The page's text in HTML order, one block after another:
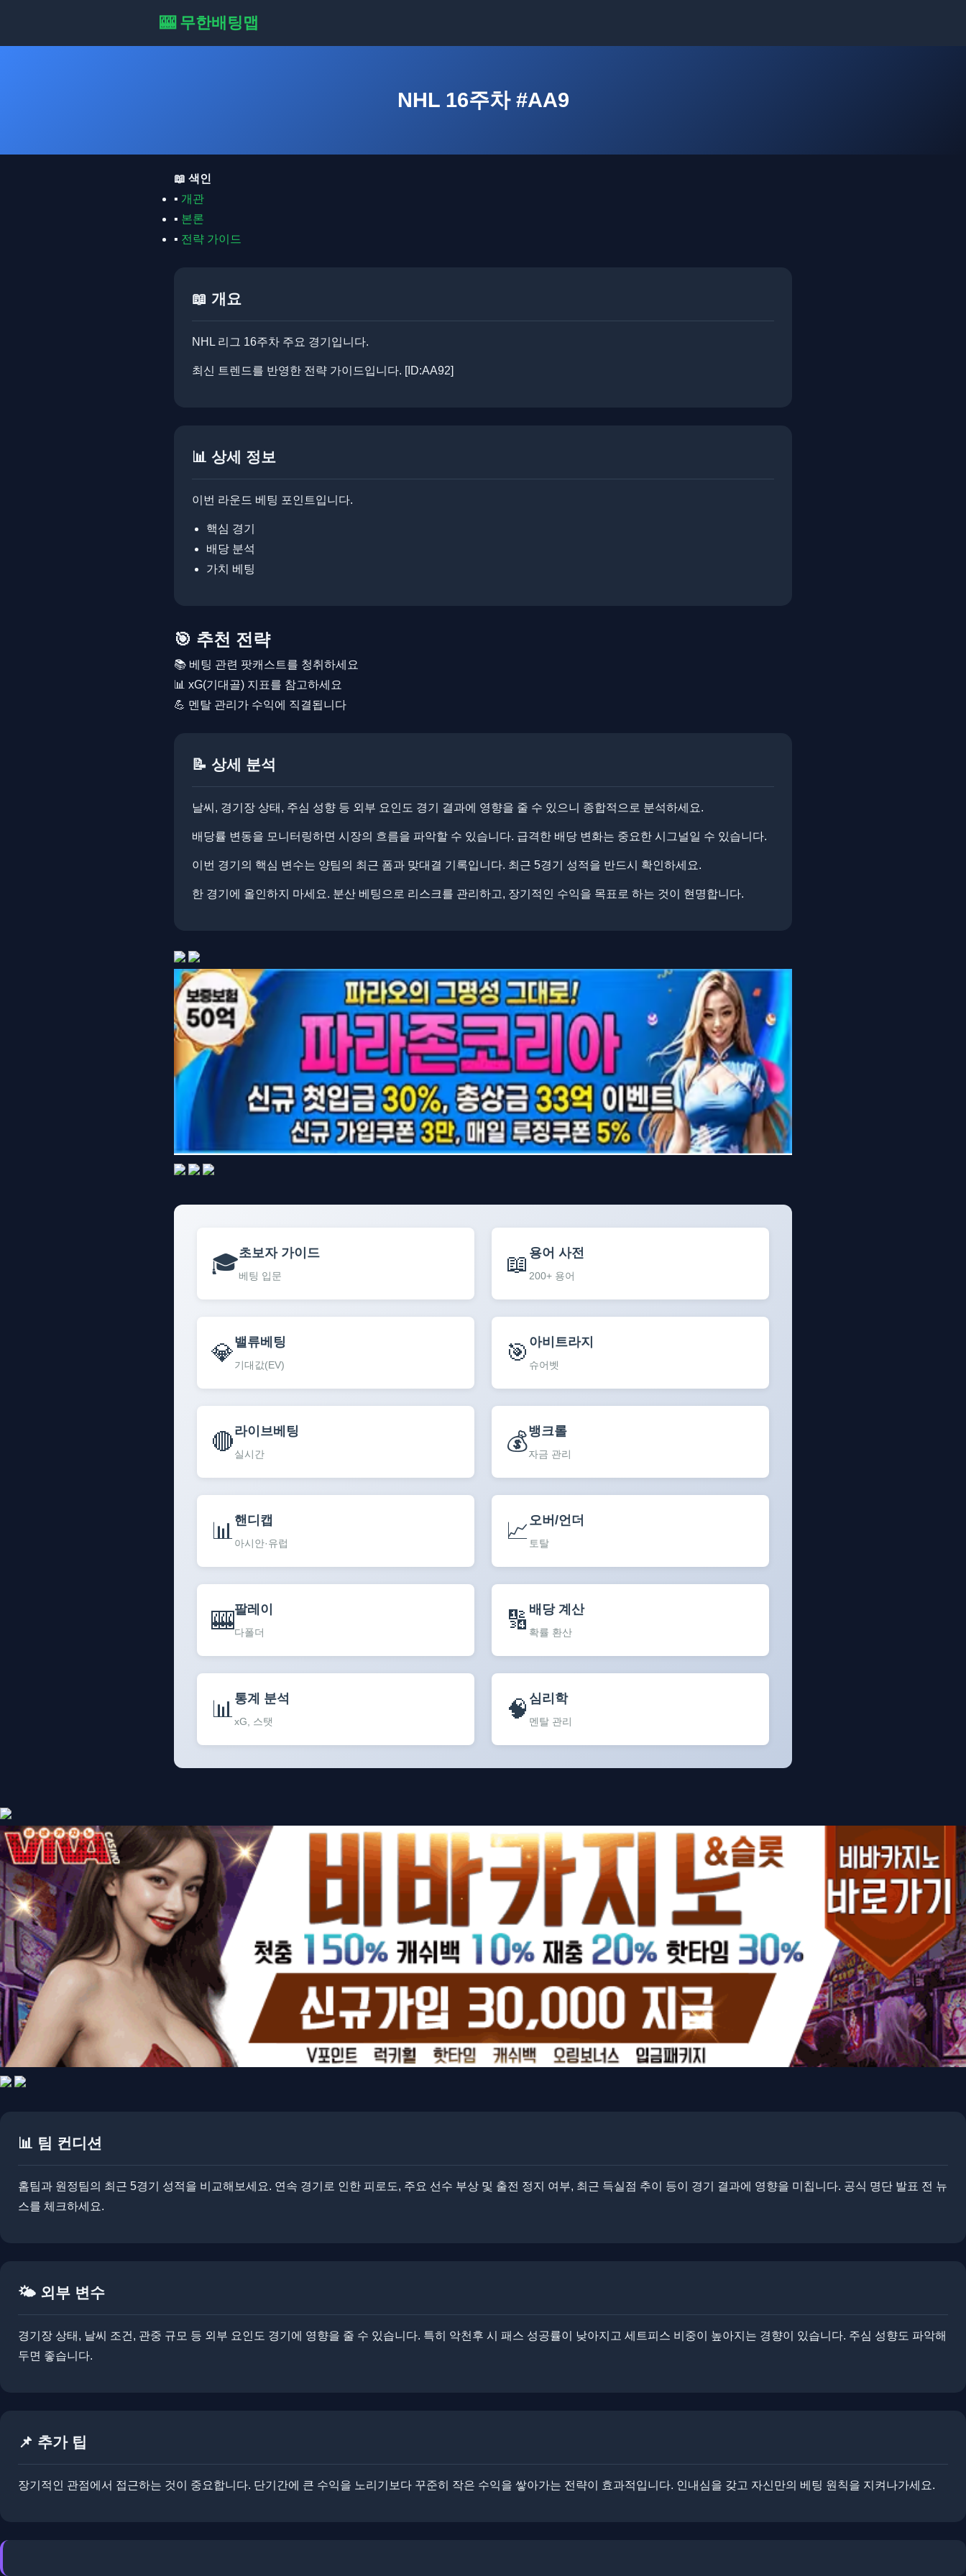
🎰 무한배팅맵
NHL 16주차 #AA9
📖 색인
▪ 개관
▪ 본론
▪ 전략 가이드
📖 개요
NHL 리그 16주차 주요 경기입니다.
최신 트렌드를 반영한 전략 가이드입니다. ​[ID:AA92]
📊 상세 정보
이번 라운드 베팅 포인트입니다.
핵심 경기
배당 분석
가치 베팅
🎯 추천 전략
📚 베팅 관련 팟캐스트를 청취하세요
📊 xG(기대골) 지표를 참고하세요
💪 멘탈 관리가 수익에 직결됩니다
📝 상세 분석
날씨, 경기장 상태, 주심 성향 등 외부 요인도 경기 결과에 영향을 줄 수 있으니 종합적으로 분석하세요.
배당률 변동을 모니터링하면 시장의 흐름을 파악할 수 있습니다. ​급격한 배당 변화는 중요한 시그널일 수 있습니다.
이번 경기의 핵심 변수는 양팀의 최근 폼과 맞대결 기록입니다. ​최근 5경기 성적을 반드시 확인하세요.
한 경기에 올인하지 마세요. 분산 베팅으로 리스크를 관리하고, 장기적인 수익을 목표로 하는 것이 현명합니다.
🎓초보자 가이드
베팅 입문 📖 용어 사전
200+ 용어
💎밸류베팅
기대값(EV) 🎯 아비트라지
슈어벳
🔴라이브베팅
실시간 💰뱅크롤
자금 관리
📊 핸디캡
아시안·유럽 📈 오버/언더
토탈
🎰팔레이
다폴더 🔢 배당 계산
확률 환산
📊 통계 분석
xG, 스탯 🧠 심리학
멘탈 관리
📊 팀 컨디션
홈팀과 원정팀의 최근 5경기 성적을 비교해보세요. ​​연속 경기로 인한 피로도, 주요 선수 부상 및 출전 정지 여부, 최근 득실점 추이 등이 경기 결과에 영향을 미칩니다. ​​공식 명단 발표 전 뉴
스를 체크하세요.
🌤️ 외부 변수
경기장 상태, 날씨 조건, 관중 규모 등 외부 요인도 경기에 영향을 줄 수 있습니다. ​​특히 악천후 시 패스 성공률이 낮아지고 세트피스 비중이 높아지는 경향이 있습니다. 주심 성향도 파악해
두면 좋습니다.
📌 추가 팁
장기적인 관점에서 접근하는 것이 중요합니다. ​단기간에 큰 수익을 노리기보다 꾸준히 작은 수익을 쌓아가는 전략이 효과적입니다. 인내심을 갖고 자신만의 베팅 원칙을 지켜나가세요.